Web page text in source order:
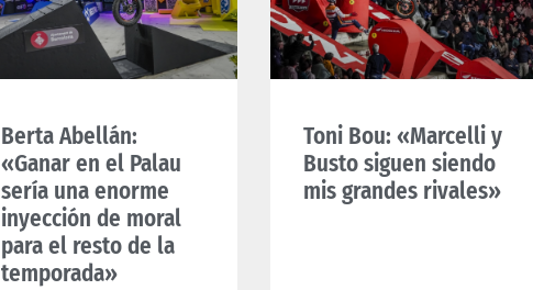
Berta Abellán:
«Ganar en el Palau
sería una enorme
inyección de moral
para el resto de la
temporada»
Toni Bou: «Marcelli y
Busto siguen siendo
mis grandes rivales»